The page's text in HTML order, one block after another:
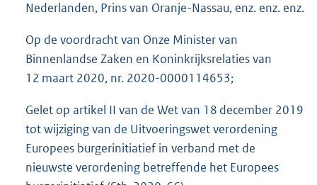
b
Nederlanden, Prins van Oranje-Nassau, enz. enz. enz.
Op de voordracht van Onze Minister van
Binnenlandse Zaken en Koninkrijksrelaties van
12 maart 2020, nr. 2020-0000114653;
Gelet op artikel II van de Wet van 18 december 2019
tot wijziging van de Uitvoeringswet verordening
Europees burgerinitiatief in verband met de
nieuwste verordening betreffende het Europees